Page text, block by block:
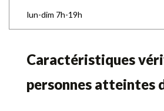
lun-dim 7h-19h
Caractéristiques
personnes atteintes